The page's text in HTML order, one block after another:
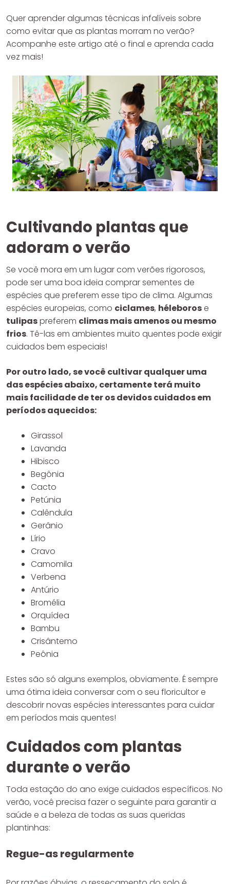
Quer aprender algumas técnicas infalíveis sobre
como evitar que as plantas morram no verão?
Acompanhe este artigo até o final e aprenda cada
vez mais!
Cultivando plantas que
adoram o verão
Se você mora em um lugar com verões rigorosos,
pode ser uma boa ideia comprar sementes de
espécies que preferem esse tipo de clima. Algumas
espécies europeias, como ciclames, héleborose
tulipaspreferem climas mais amenos ou mesmo
frios. Tê-las em ambientes muito quentes pode exigir
cuidados bem especiais!
Por outro lado, se você cultivar qualquer uma
das espécies abaixo, certamente terá muito
mais facilidade de ter os devidos cuidados em
períodos aquecidos:
Girassol
Lavanda
Hibisco
Begônia
Cacto
Petúnia
Calêndula
Gerânio
Lírio
Cravo
Camomila
Verbena
Antúrio
Bromélia
Orquídea
Bambu
Crisântemo
Peônia
Estes são só alguns exemplos, obviamente. É sempre
uma ótima ideia conversar com o seu floricultor e
descobrir novas espécies interessantes para cuidar
em períodos mais quentes!
Cuidados com plantas
durante o verão
Toda estação do ano exige cuidados específicos. No
verão, você precisa fazer o seguinte para garantir a
saúde e a beleza de todas as suas queridas
plantinhas:
Regue-as regularmente